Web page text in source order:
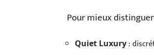
Pour mieux
Quiet Luxury :